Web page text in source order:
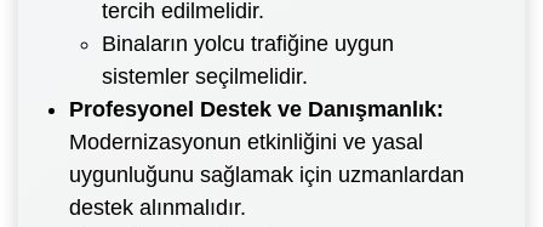
tercih edilmelidir.
Binaların yolcu trafiğine uygun
sistemler seçilmelidir.
Profesyonel Destek ve Danışmanlık:
Modernizasyonun etkinliğini ve yasal
uygunluğunu sağlamak için uzmanlardan
destek alınmalıdır.